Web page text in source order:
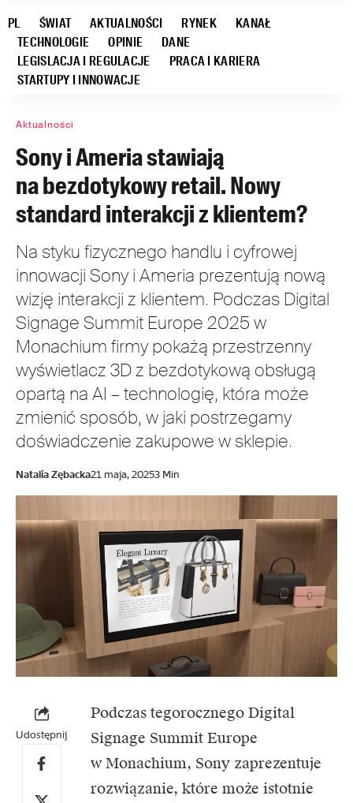
PL ŚWIAT AKTUALNOŚCI RYNEK
KANAŁ
TECHNOLOGIE
OPINIE
DANE
LEGISLACJA I REGULACJE
PRACA I KARIERA
STARTUPY I INNOWACJE
Aktualności
Sony i Ameria stawiają
na bezdotykowy retail. Nowy
standard interakcji z klientem?
Na styku fizycznego handlu i cyfrowej
innowacji Sony i Ameria prezentują nową
wizję interakcji z klientem. Podczas Digital
Signage Summit Europe 2025 w
Monachium firmy pokażą przestrzenny
wyświetlacz 3D z bezdotykową obsługą
opartą na AI – technologię, która może
zmienić sposób, w jaki postrzegamy
doświadczenie zakupowe w sklepie.
Natalia Zębacka21 maja, 20253 Min
Udostępnij
Podczas tegorocznego Digital
Signage Summit Europe
w Monachium, Sony zaprezentuje
rozwiązanie, które może istotnie